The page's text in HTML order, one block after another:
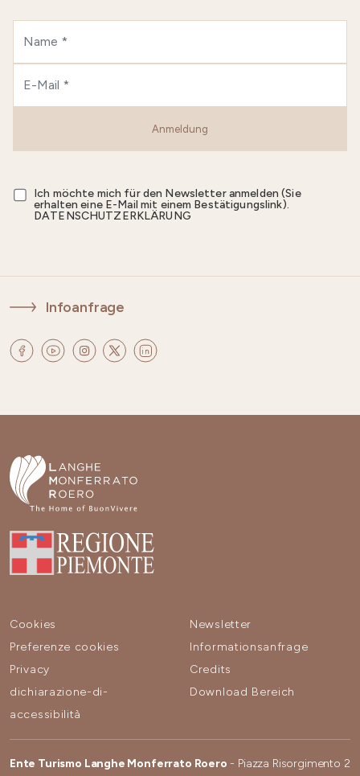
Anmeldung
Ich möchte mich für den Newsletter anmelden (Sie
erhalten eine E-Mail mit einem Bestätigungslink).
DATENSCHUTZERKLÄRUNG
Infoanfrage
Cookies
Preferenze cookies
Privacy
dichiarazione-di-
accessibilità
Newsletter
Informationsanfrage
Credits
Download Bereich
Ente Turismo Langhe Monferrato Roero - Piazza Risorgimento 2